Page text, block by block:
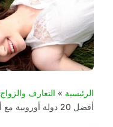
الرئيسية
التعارف والزواج
أفضل 20 دولة أوروبية مع أجمل النساء